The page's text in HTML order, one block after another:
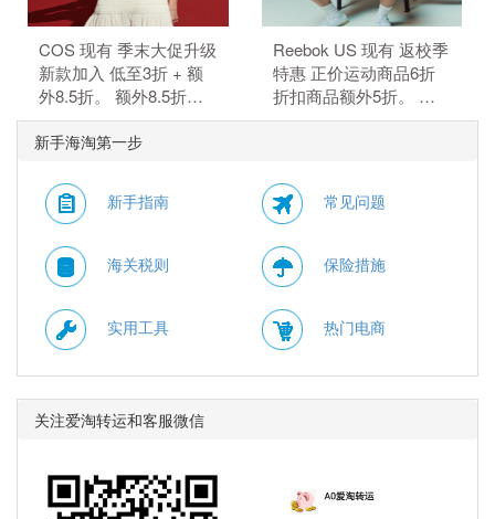
COS 现有 季末大促升级
新款加入 低至3折 + 额
外8.5折。 额外8.5折，
需要使用优惠码：
MAY15。 优惠随时可能
Reebok US 现有 返校季
特惠 正价运动商品6折
折扣商品额外5折。 正
价商品6折，折扣商品额
新手海淘第一步
新手指南 常见问题
海关税则 保险措施
实用工具 热门电商
关注爱淘转运和客服微信